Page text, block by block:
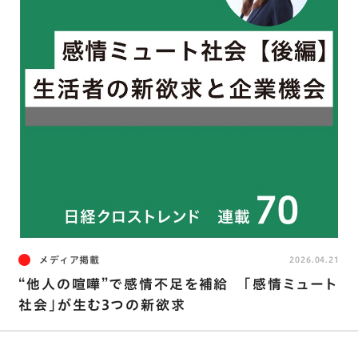
メディア掲載
“他人の喧嘩”で感情不足を補給 ｢感情ミュート
社会｣が生む3つの新欲求
2026.04.21